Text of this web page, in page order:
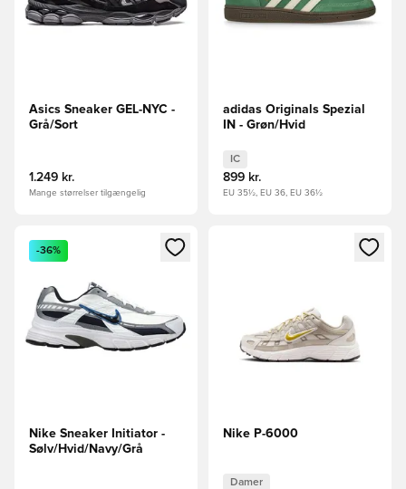
Asics Sneaker GEL-NYC -
Grå/Sort
1.249 kr.
Mange størrelser tilgængelig
adidas Originals Spezial
IN - Grøn/Hvid
IC
899 kr.
EU 35½, EU 36, EU 36½
Åbner en Modal til at logge ind eller tilmelde dig som
-36%
Nike Sneaker Initiator -
Sølv/Hvid/Navy/Grå
Åbner en Modal til at logge
Nike P-6000
Damer